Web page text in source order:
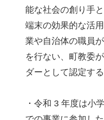
能な社会の創り手
端末の効果的な活
業や自治体の職員
を行ない、町教委
ダーとして認定する
・令和 3 年度は小